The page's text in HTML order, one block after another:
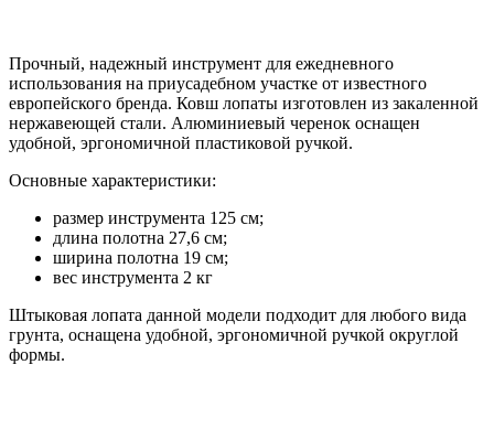
Прочный, надежный инструмент для ежедневного
использования на приусадебном участке от известного
европейского бренда. Ковш лопаты изготовлен из закаленной
нержавеющей стали. Алюминиевый черенок оснащен
удобной, эргономичной пластиковой ручкой.
Основные характеристики:
размер инструмента 125 см;
длина полотна 27,6 см;
ширина полотна 19 см;
вес инструмента 2 кг
Штыковая лопата данной модели подходит для любого вида
грунта, оснащена удобной, эргономичной ручкой округлой
формы.